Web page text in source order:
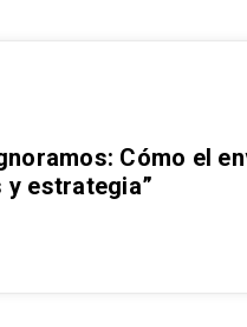
Cómo el
estrategia”